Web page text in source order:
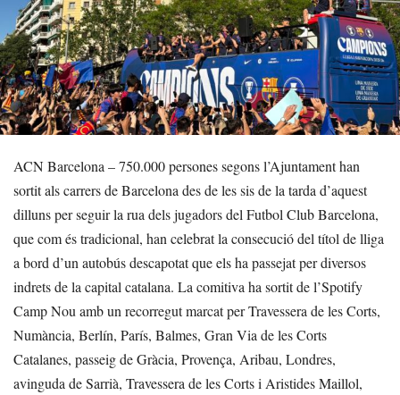
ACN Barcelona – 750.000 persones segons l’Ajuntament han
sortit als carrers de Barcelona des de les sis de la tarda d’aquest
dilluns per seguir la rua dels jugadors del Futbol Club Barcelona,
que com és tradicional, han celebrat la consecució del títol de lliga
a bord d’un autobús descapotat que els ha passejat per diversos
indrets de la capital catalana. La comitiva ha sortit de l’Spotify
Camp Nou amb un recorregut marcat per Travessera de les Corts,
Numància, Berlín, París, Balmes, Gran Via de les Corts
Catalanes, passeig de Gràcia, Provença, Aribau, Londres,
avinguda de Sarrià, Travessera de les Corts i Aristides Maillol,